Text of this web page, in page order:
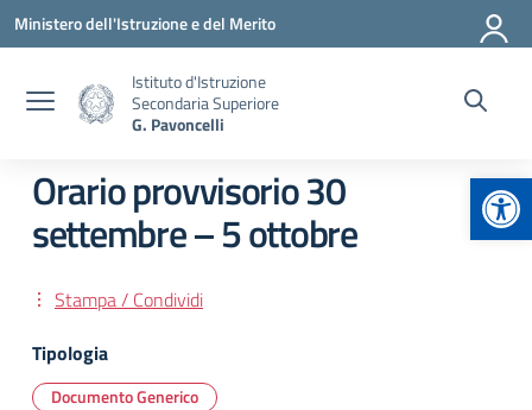
Vai ai contenuti
Vai al menu di navigazione
Vai al footer
Ministero dell'Istruzione e del Merito
Istituto d'Istruzione
Secondaria Superiore
G. Pavoncelli
Orario provvisorio 30
settembre – 5 ottobre
Stampa / Condividi
Tipologia
Documento Generico